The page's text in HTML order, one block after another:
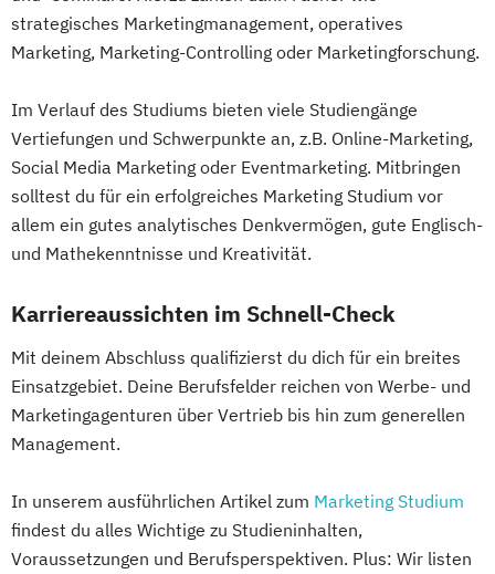
strategisches Marketingmanagement, operatives
Marketing, Marketing-Controlling oder Marketingforschung.
Im Verlauf des Studiums bieten viele Studiengänge
Vertiefungen und Schwerpunkte an, z.B. Online-Marketing,
Social Media Marketing oder Eventmarketing. Mitbringen
solltest du für ein erfolgreiches Marketing Studium vor
allem ein gutes analytisches Denkvermögen, gute Englisch-
und Mathekenntnisse und Kreativität.
Karriereaussichten im Schnell-Check
Mit deinem Abschluss qualifizierst du dich für ein breites
Einsatzgebiet. Deine Berufsfelder reichen von Werbe- und
Marketingagenturen über Vertrieb bis hin zum generellen
Management.
In unserem ausführlichen Artikel zum Marketing Studium
findest du alles Wichtige zu Studieninhalten,
Voraussetzungen und Berufsperspektiven. Plus: Wir listen